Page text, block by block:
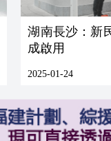
湖南長沙：新
成啟用
2025-01-24